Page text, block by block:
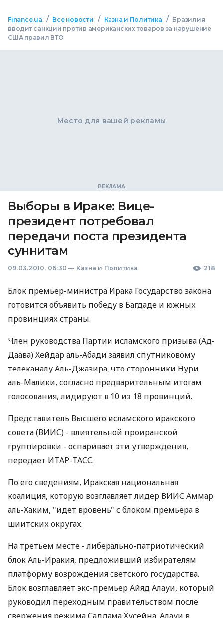
Finance.ua / Все новости / Казна и Политика / Бразилия
вводит санкции против американских товаров за нарушение
США правил ВТО
Место для вашей рекламы
Выборы в Ираке: Вице-
президент потребовал
передачи поста президента
суннитам
09.03.2010, 06:30 — Казна и Политика 218
Блок премьер-министра Ирака Государство закона
готовится объявить победу в Багдаде и южных
провинциях страны.
Член руководства Партии исламского призыва (Ад-
Даава) Хейдар аль-Абади заявил спутниковому
телеканалу Аль-Джазира, что сторонники Нури
аль-Малики, согласно предварительным итогам
голосования, лидируют в 10 из 18 провинций.
Представитель Высшего исламского иракского
совета (ВИИС) - влиятельной проиранской
группировки - оспаривает эти утверждения,
передает ИТАР-ТАСС.
По его сведениям, Иракская национальная
коалиция, которую возглавляет лидер ВИИС Аммар
аль-Хаким, "идет вровень" с блоком премьера в
шиитских округах.
На третьем месте - либерально-патриотический
блок Аль-Иракия, предложивший избирателям
платформу возрождения светского государства.
Блок возглавляет экс-премьер Айяд Алауи, который
руководил переходным правительством после
свержения режима Саддама Хусейна. Алауи в